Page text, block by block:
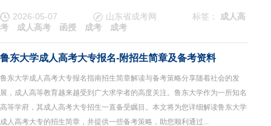
2026-05-07 山东省成考网 标签：
成人高
考
成人高考 函授 成考 成考
鲁东大学成人高考大专报名-附招生简章及备考资料
鲁东大学成人高考大专报名指南招生简章解读与备考策略分享随着社会的发
展，成人高等教育越来越受到广大求学者的高度关注。鲁东大学作为一所知名
高等学府，其成人高考大专招生一直备受瞩目。本文将为您详细解读鲁东大学
成人高考大专的招生简章，并提供一些备考策略，助您顺利通过...